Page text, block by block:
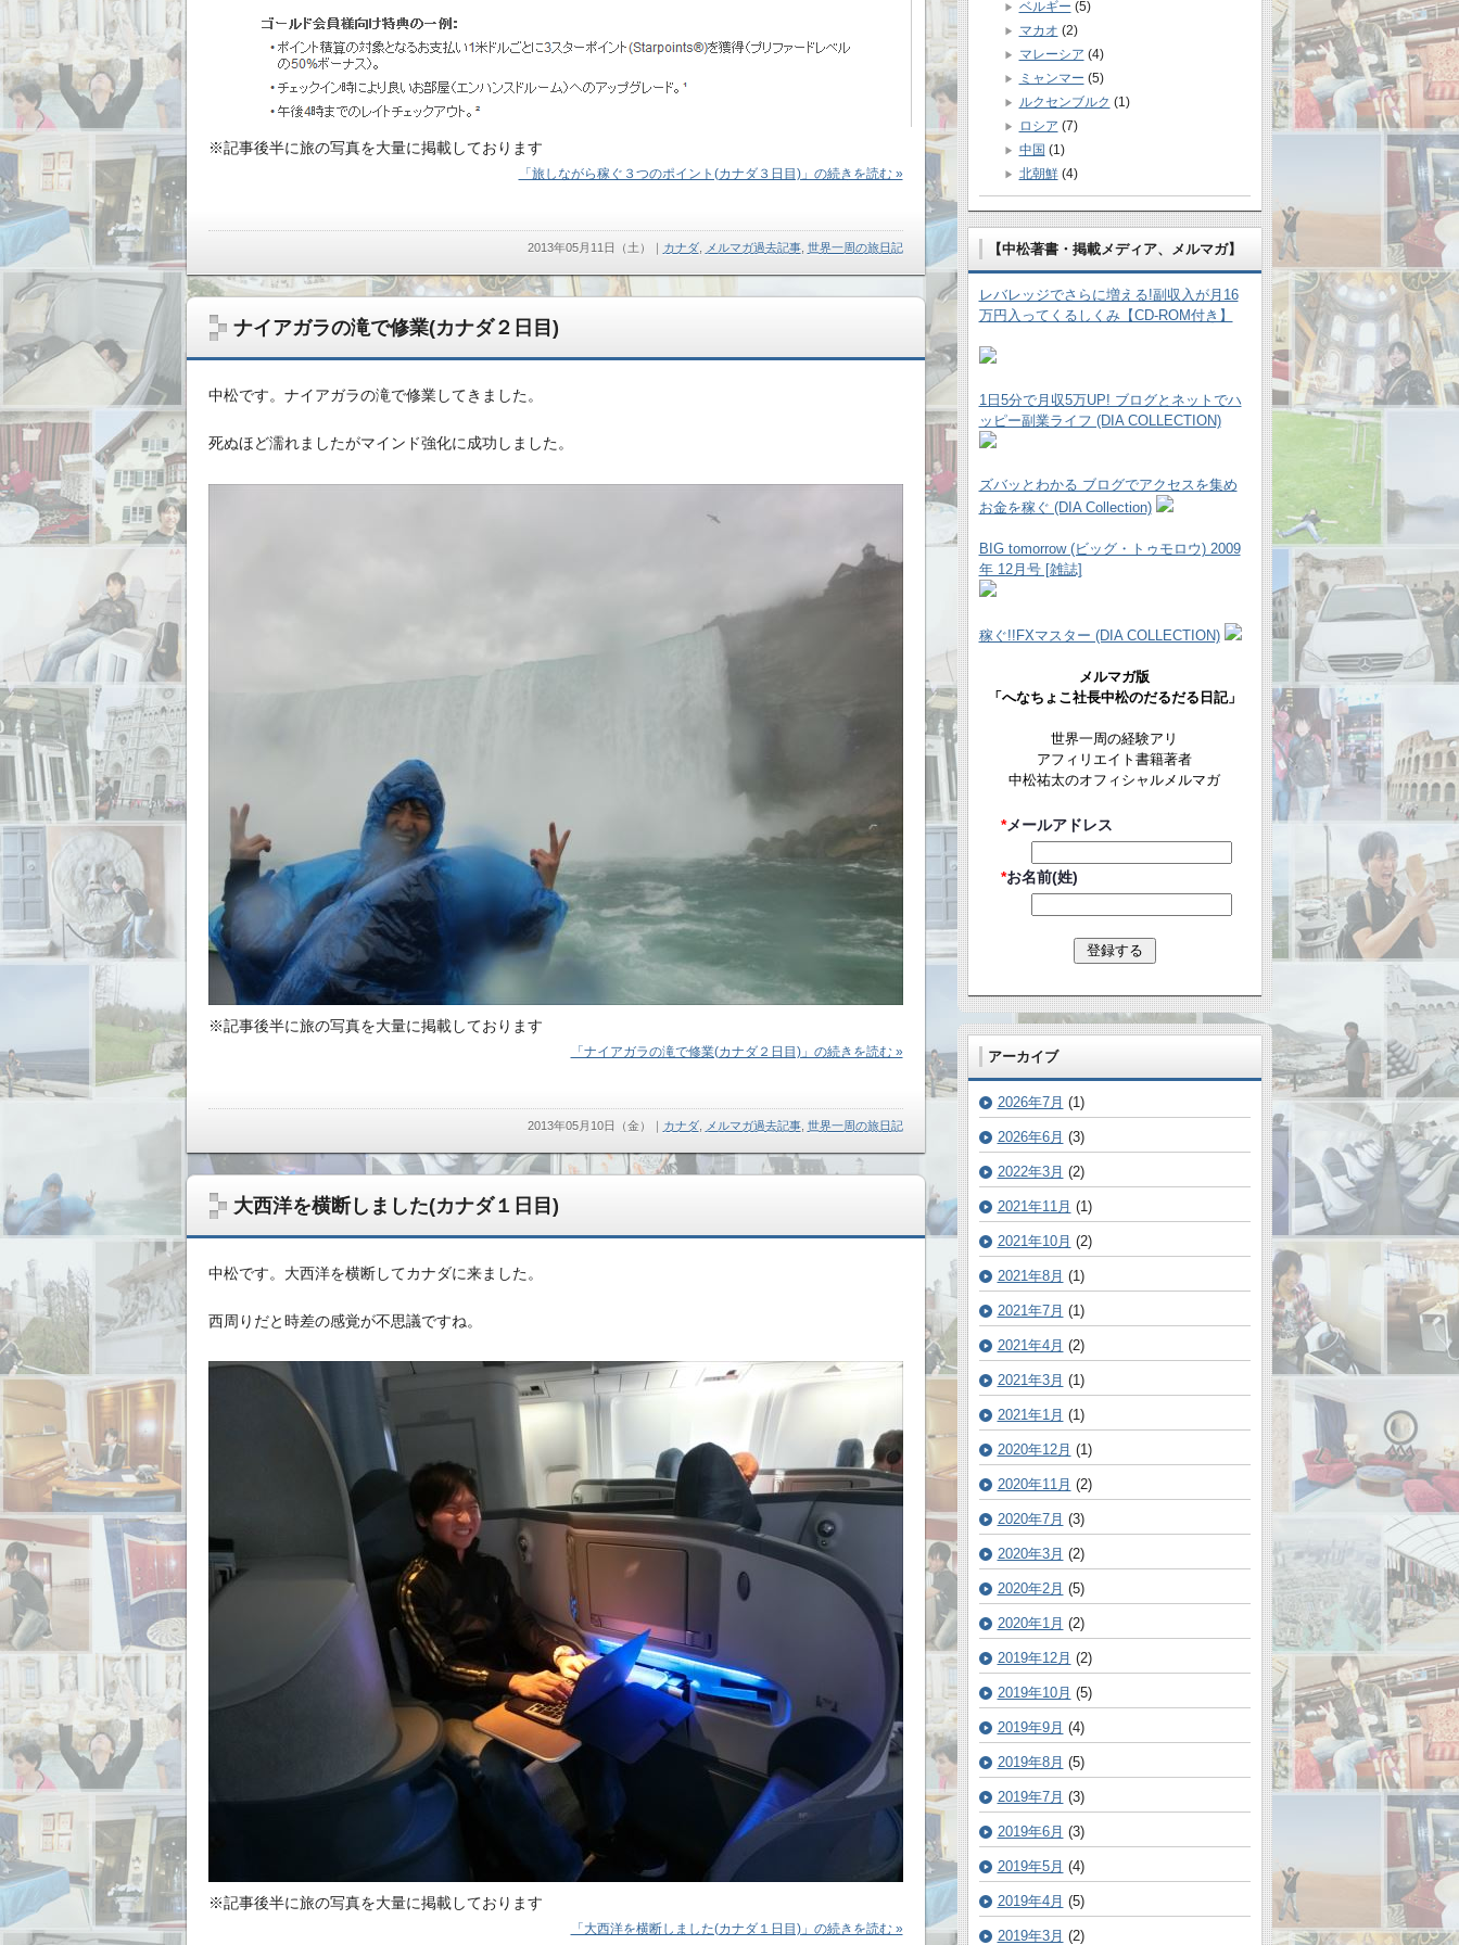
※記事後半に旅の写真を大量に掲載しております
「旅しながら稼ぐ３つのポイント(カナダ３日目)」の続きを読む »
2013年05月11日（土） カナダ, メルマガ過去記事, 世界一周の旅日記
ナイアガラの滝で修業(カナダ２日目)
中松です。ナイアガラの滝で修業してきました。
死ぬほど濡れましたがマインド強化に成功しました。
※記事後半に旅の写真を大量に掲載しております
「ナイアガラの滝で修業(カナダ２日目)」の続きを読む »
2013年05月10日（金） ｜ カナダ, メルマガ過去記事, 世界一周の旅日記
大西洋を横断しました(カナダ１日目)
中松です。大西洋を横断してカナダに来ました。
西周りだと時差の感覚が不思議ですね。
※記事後半に旅の写真を大量に掲載しております
「大西洋を横断しました(カナダ１日目)」の続きを読む »
ベルギー (5)
マカオ (2)
マレーシア (4)
ミャンマー (5)
ルクセンブルク (1)
ロシア (7)
中国 (1)
北朝鮮(4)
【中松著書・掲載メディア、メルマガ】
レバレッジでさらに増える!副収入が月16
万円入ってくるしくみ【CD-ROM付き】
1日5分で月収5万UP! ブログとネットでハ
ッピー副業ライフ (DIA COLLECTION)
ズバッとわかる ブログでアクセスを集め
お金を稼ぐ (DIA Collection)
BIG tomorrow (ビッグ・トゥモロウ) 2009
年 12月号 [雑誌]
稼ぐ!!FXマスター (DIA COLLECTION)
メルマガ版
「へなちょこ社長中松のだるだる日記」
世界一周の経験アリ
アフィリエイト書籍著者
中松祐太のオフィシャルメルマガ
*メールアドレス
*お名前(姓)
アーカイブ
2026年7月 (1)
2026年6月 (3)
2022年3月 (2)
2021年11月 (1)
2021年10月 (2)
2021年8月 (1)
2021年7月 (1)
2021年4月 (2)
2021年3月 (1)
2021年1月 (1)
2020年12月 (1)
2020年11月 (2)
2020年7月 (3)
2020年3月 (2)
2020年2月 (5)
2020年1月 (2)
2019年12月 (2)
2019年10月 (5)
2019年9月 (4)
2019年8月 (5)
2019年7月 (3)
2019年6月 (3)
2019年5月 (4)
2019年4月 (5)
2019年3月 (2)